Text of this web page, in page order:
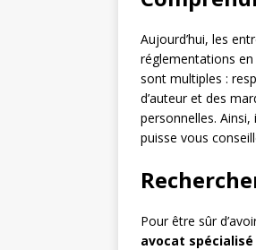
Aujourd’hui, les
réglementations
sont multiples :
d’auteur et des
personnelles.
puisse vous
Pour être sûr
avocat spécialisé